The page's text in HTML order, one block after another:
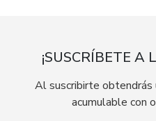
¡SUSCRÍBETE A
Al suscribirte
acumulable con